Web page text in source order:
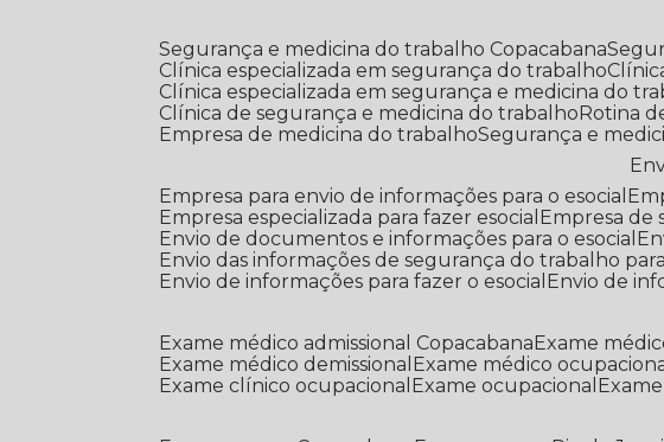
Segurança e medicina do trabalho Copacabana
Clínica especializada em segurança do trabalho
Clínica especializada em segurança e medicina do
Clínica de segurança e medicina do trabalho
Rotina
Empresa de medicina do trabalho Segurança e
Empresa para envio de informações para o esocial
Empresa especializada para fazer esocial
Empresa
Envio de documentos e informações para o esocial
Envio das informações de segurança do trabalho para
Envio de informações para fazer o esocial
Envio de
Exame médico admissional Copacabana
Exame
Exame médico demissional
Exame médico
Exame clínico ocupacional
Exame ocupacional